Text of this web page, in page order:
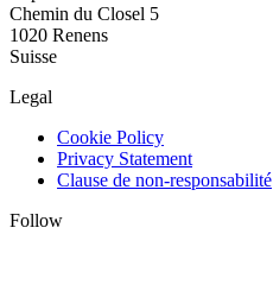
Chemin du Closel 5
1020 Renens
Suisse
Legal
Cookie Policy
Privacy Statement
Clause de non-responsabilité
Follow